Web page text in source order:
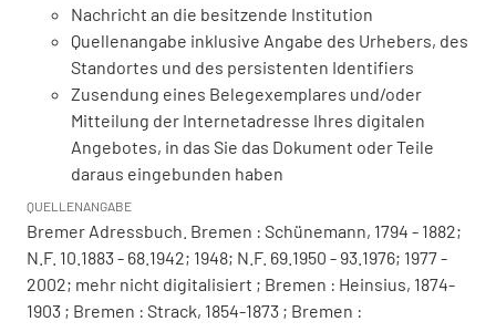
Nachricht an die besitzende Institution
Quellenangabe inklusive Angabe des Urhebers, des
Standortes und des persistenten Identifiers
Zusendung eines Belegexemplares und/oder
Mitteilung der Internetadresse Ihres digitalen
Angebotes, in das Sie das Dokument oder Teile
daraus eingebunden haben
QUELLENANGABE
Bremer Adressbuch. Bremen : Schünemann, 1794 - 1882;
N.F. 10.1883 - 68.1942; 1948; N.F. 69.1950 - 93.1976; 1977 -
2002; mehr nicht digitalisiert ; Bremen : Heinsius, 1874-
1903 ; Bremen : Strack, 1854-1873 ; Bremen :